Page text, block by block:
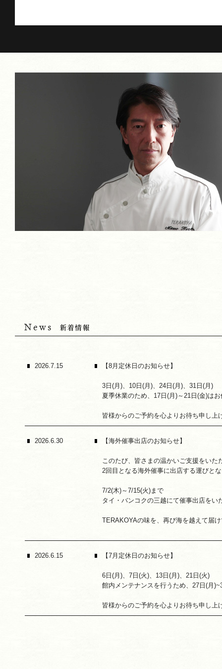
2026.7.15 【8月定休日のお知らせ】
3日(月)、10日(月)、24日(月)、31日(月)
夏季休業のため、17日(月)～21日(金)は
皆様からのご予約を心よりお待ち申し上
2026.6.30 【海外催事出店のお知らせ】
このたび、皆さまの温かいご支援をいた
2回目となる海外催事に出店する運びと
7/2(木)～7/15(火)まで
タイ・バンコクの三越にて催事出店をい
TERAKOYAの味を、再び海を越えて届
2026.6.15 【7月定休日のお知らせ】
6日(月)、7日(火)、13日(月)、21日(火)
館内メンテナンスを行うため、27日(月
皆様からのご予約を心よりお待ち申し上